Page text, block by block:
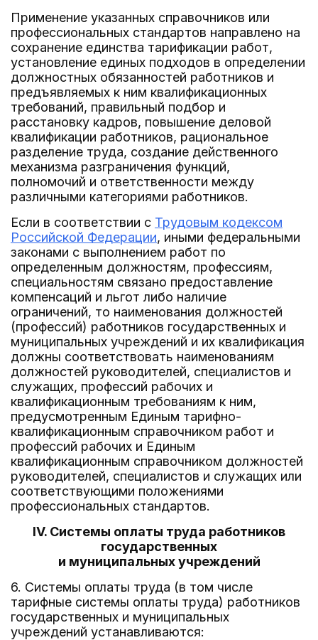
Применение указанных справочников или
профессиональных стандартов направлено на
сохранение единства тарификации работ,
установление единых подходов в определении
должностных обязанностей работников и
предъявляемых к ним квалификационных
требований, правильный подбор и
расстановку кадров, повышение деловой
квалификации работников, рациональное
разделение труда, создание действенного
механизма разграничения функций,
полномочий и ответственности между
различными категориями работников.
Если в соответствии с Трудовым кодексом
Российской Федерации, иными федеральными
законами с выполнением работ по
определенным должностям, профессиям,
специальностям связано предоставление
компенсаций и льгот либо наличие
ограничений, то наименования должностей
(профессий) работников государственных и
муниципальных учреждений и их квалификация
должны соответствовать наименованиям
должностей руководителей, специалистов и
служащих, профессий рабочих и
квалификационным требованиям к ним,
предусмотренным Единым тарифно-
квалификационным справочником работ и
профессий рабочих и Единым
квалификационным справочником должностей
руководителей, специалистов и служащих или
соответствующими положениями
профессиональных стандартов.
IV. Системы оплаты труда работников
государственных
и муниципальных учреждений
6. Системы оплаты труда (в том числе
тарифные системы оплаты труда) работников
государственных и муниципальных
учреждений устанавливаются: